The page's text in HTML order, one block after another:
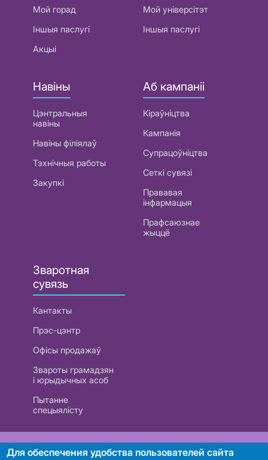
Мой горад
Іншыя паслугі
Акцыі
Мой універсітэт
Іншыя паслугі
Навіны
Цэнтральныя
навіны
Навіны філіялаў
Тэхнічныя работы
Закупкі
Аб кампаніі
Кіраўніцтва
Кампанія
Супрацоўніцтва
Сеткі сувязі
Прававая
інфармацыя
Прафсаюзнае
жыццё
Зваротная
сувязь
Кантакты
Прэс-цэнтр
Офісы продажаў
Звароты грамадзян
і юрыдычных асоб
Пытанне
спецыялісту
РУП «Белтэлекам». УНП 101007741
Для обеспечения удобства пользователей сайта